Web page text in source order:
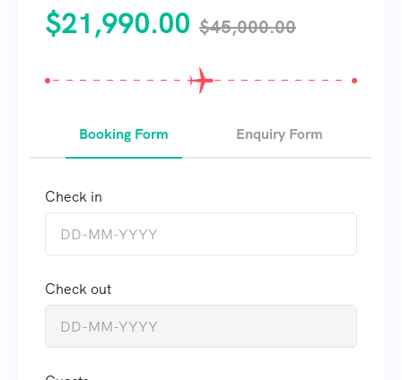
$21,990.00 $45,000.00
Booking Form Enquiry Form
Check in
Check out